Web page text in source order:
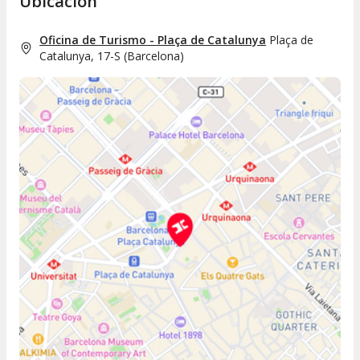
como las exposiciones temporales.
Tendrás acceso preferente.
Gratuito hasta los 16 años.
Para grupos de más de 10 personas es necesario
realizar reserva previa en cada museo.
Es imprescindible presentar el voucher.
Dichos museos abrirán sus puertas todos los días
del añoexceptoel 25 y 26 de diciembre y el 1 y 6
de enero.
Recuerda presentar el bono de confirmación de
compra impreso.
Podrás intercambiar tu entrada de Atrápalo por la entrada
Articket en alguno de los siguientespuntos de información
turística:
Plaça de Catalunya:Plaça de Catalunya, 17-S
(todos los días de 8:30 a 21:00 horas).
Oficina de Turismo - Plaça de Catalunya Plaça de
Catalunya, 17-S (Barcelona)